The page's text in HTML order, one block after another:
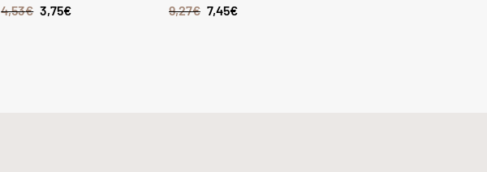
4,53€ 3,75€ 9,27€ 7,45€